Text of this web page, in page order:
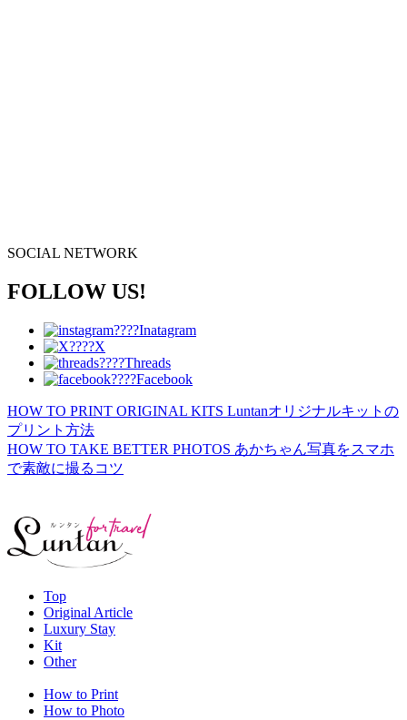
SOCIAL NETWORK
FOLLOW US!
Inatagram
X
Threads
Facebook
HOW TO PRINT ORIGINAL KITS Luntanオリジナルキットの
プリント方法
HOW TO TAKE BETTER PHOTOS あかちゃん写真をスマホ
で素敵に撮るコツ
Top
Original Article
Luxury Stay
Kit
Other
How to Print
How to Photo